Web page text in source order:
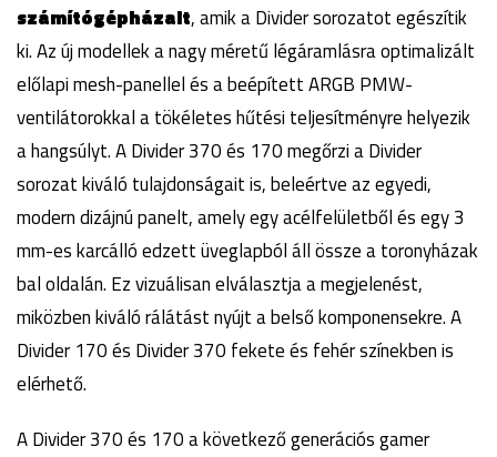
számítógépházait, amik a Divider sorozatot egészítik
ki. Az új modellek a nagy méretű légáramlásra optimalizált
előlapi mesh-panellel és a beépített ARGB PMW-
ventilátorokkal a tökéletes hűtési teljesítményre helyezik
a hangsúlyt. A Divider 370 és 170 megőrzi a Divider
sorozat kiváló tulajdonságait is, beleértve az egyedi,
modern dizájnú panelt, amely egy acélfelületből és egy 3
mm-es karcálló edzett üveglapból áll össze a toronyházak
bal oldalán. Ez vizuálisan elválasztja a megjelenést,
miközben kiváló rálátást nyújt a belső komponensekre. A
Divider 170 és Divider 370 fekete és fehér színekben is
elérhető.
A Divider 370 és 170 a következő generációs gamer